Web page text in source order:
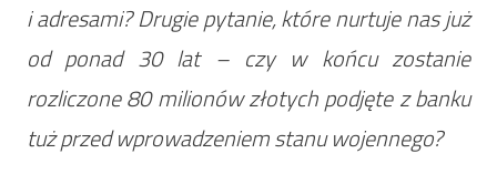
i adresami? Drugie pytanie, które nurtuje nas już
od ponad 30 lat – czy w końcu zostanie
rozliczone 80 milionów złotych podjęte z banku
tuż przed wprowadzeniem stanu wojennego?